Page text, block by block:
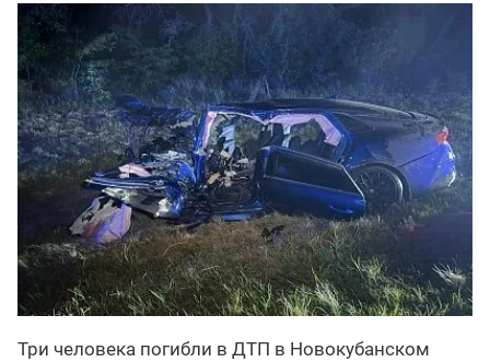
Три человека погибли в ДТП в Новокубанском